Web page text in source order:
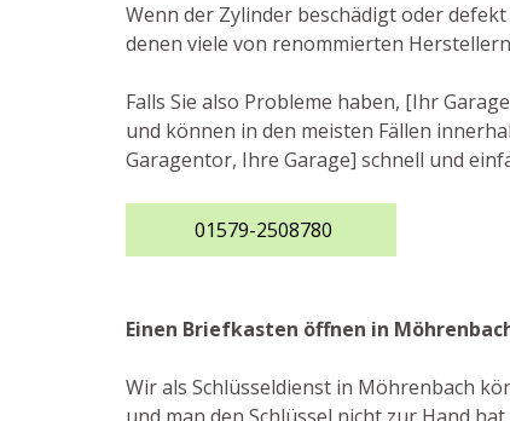
Wenn der Zylinder beschädigt oder
denen viele von renommierten
Falls Sie also Probleme haben, [Ihr
und können in den meisten Fällen
Garagentor, Ihre Garage] schnell und
01579-2508780
Einen Briefkasten öffnen in
Wir als Schlüsseldienst in Möhrenbach